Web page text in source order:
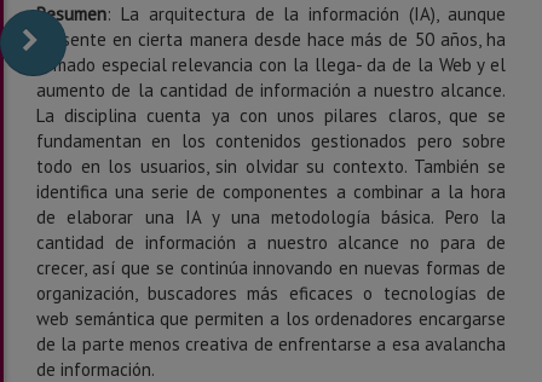
Resumen: La arquitectura de la información (IA), aunque
presente en cierta manera desde hace más de 50 años, ha
tomado especial relevancia con la llega- da de la Web y el
aumento de la cantidad de información a nuestro alcance.
La disciplina cuenta ya con unos pilares claros, que se
fundamentan en los contenidos gestionados pero sobre
todo en los usuarios, sin olvidar su contexto. También se
identifica una serie de componentes a combinar a la hora
de elaborar una IA y una metodología básica. Pero la
cantidad de información a nuestro alcance no para de
crecer, así que se continúa innovando en nuevas formas de
organización, buscadores más eficaces o tecnologías de
web semántica que permiten a los ordenadores encargarse
de la parte menos creativa de enfrentarse a esa avalancha
de información.